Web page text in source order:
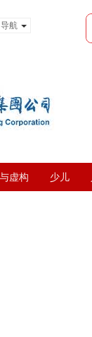
航
虚构 少儿